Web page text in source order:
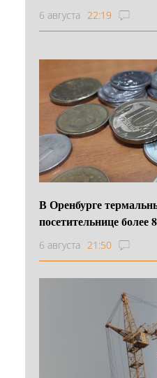
6 августа 22:19
В Оренбурге
посетительнице более
6 августа 21:50